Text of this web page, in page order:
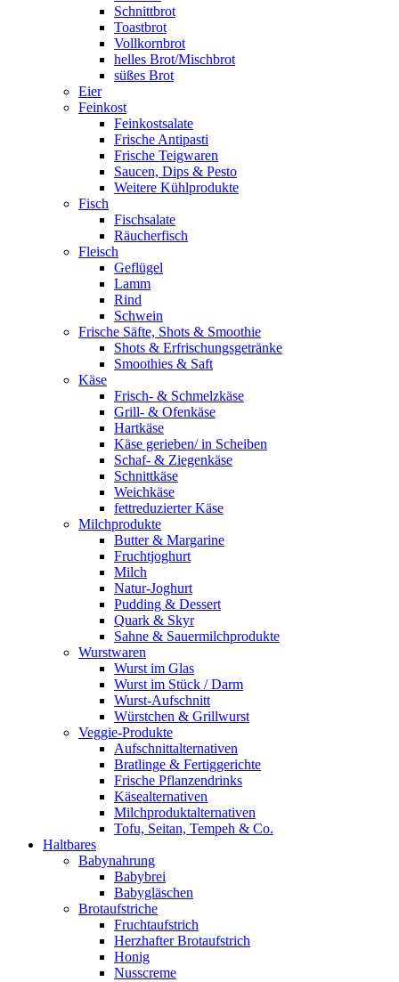
Schnittbrot
Toastbrot
Vollkornbrot
helles Brot/Mischbrot
süßes Brot
Eier
Feinkost
Feinkostsalate
Frische Antipasti
Frische Teigwaren
Saucen, Dips & Pesto
Weitere Kühlprodukte
Fisch
Fischsalate
Räucherfisch
Fleisch
Geflügel
Lamm
Rind
Schwein
Frische Säfte, Shots & Smoothie
Shots & Erfrischungsgetränke
Smoothies & Saft
Käse
Frisch- & Schmelzkäse
Grill- & Ofenkäse
Hartkäse
Käse gerieben/ in Scheiben
Schaf- & Ziegenkäse
Schnittkäse
Weichkäse
fettreduzierter Käse
Milchprodukte
Butter & Margarine
Fruchtjoghurt
Milch
Natur-Joghurt
Pudding & Dessert
Quark & Skyr
Sahne & Sauermilchprodukte
Wurstwaren
Wurst im Glas
Wurst im Stück / Darm
Wurst-Aufschnitt
Würstchen & Grillwurst
Veggie-Produkte
Aufschnittalternativen
Bratlinge & Fertiggerichte
Frische Pflanzendrinks
Käsealternativen
Milchproduktalternativen
Tofu, Seitan, Tempeh & Co.
Haltbares
Babynahrung
Babybrei
Babygläschen
Brotaufstriche
Fruchtaufstrich
Herzhafter Brotaufstrich
Honig
Nusscreme